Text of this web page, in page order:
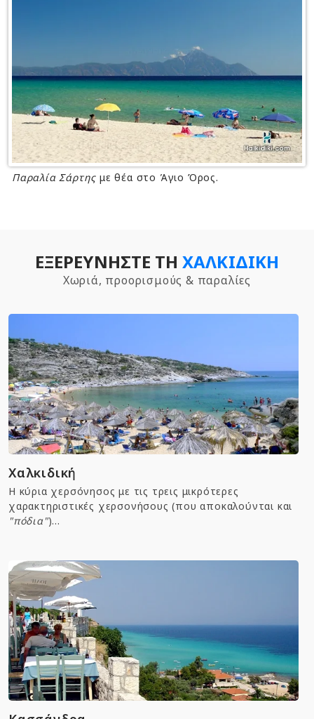
Παραλία Σάρτης με θέα στο Άγιο Όρος.
ΕΞΕΡΕΥΝΉΣΤΕ ΤΗΧΑΛΚΙΔΙΚΉ
Χωριά, προορισμούς & παραλίες
Χαλκιδική
Η κύρια χερσόνησος με τις τρεις μικρότερες
χαρακτηριστικές χερσονήσους (που αποκαλούνται και
"πόδια")...